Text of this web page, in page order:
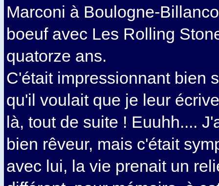
Marconi à Boulogne-
boeuf avec Les Rolling
quatorze ans.
C'était impressionnant bien
qu'il voulait que je leur
là, tout de suite ! Euuhh....
bien rêveur, mais c'était
avec lui, la vie prenait un